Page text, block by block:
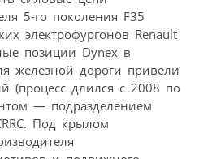
5-го поколения F35
электрофургонов Renault
позиции Dynex в
железной дороги привели
(процесс длился с 2008 по
— подразделением
Под крылом